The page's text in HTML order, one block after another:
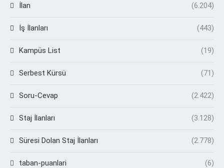
İlan (6.204)
İş İlanları (443)
Kampüs List (19)
Serbest Kürsü (71)
Soru-Cevap (2.422)
Staj İlanları (3.128)
Süresi Dolan Staj İlanları (2.778)
taban-puanlari (6)